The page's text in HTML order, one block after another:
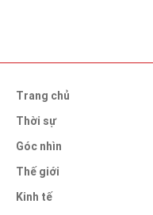
Trang chủ
Thời sự
Góc nhìn
Thế giới
Kinh tế